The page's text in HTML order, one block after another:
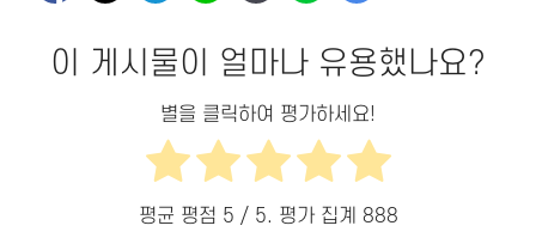
이 게시물이 얼마나 유용했나요?
별을 클릭하여 평가하세요!
평균 평점 5 / 5. 평가 집계 888